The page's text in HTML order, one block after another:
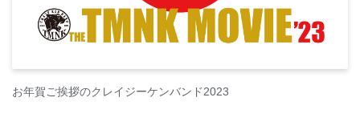
お年賀ご挨拶のクレイジーケンバンド2023